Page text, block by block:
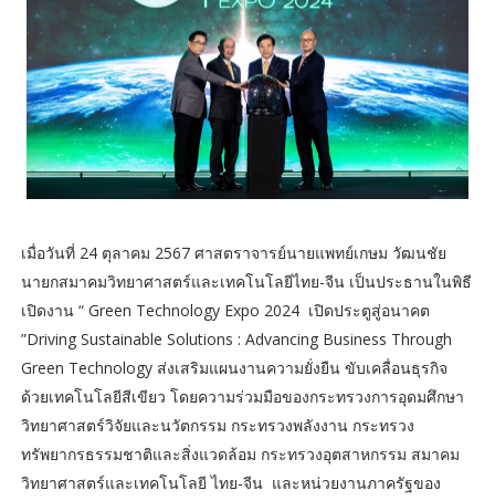
เมื่อวันที่ 24 ตุลาคม 2567 ศาสตราจารย์นายแพทย์เกษม วัฒนชัย
นายกสมาคมวิทยาศาสตร์และเทคโนโลยีไทย-จีน เป็นประธานในพิธี
เปิดงาน “ Green Technology Expo 2024 เปิดประตูสู่อนาคต
”Driving Sustainable Solutions : Advancing Business Through
Green Technology ส่งเสริมแผนงานความยั่งยืน ขับเคลื่อนธุรกิจ
ด้วยเทคโนโลยีสีเขียว โดยความร่วมมือของกระทรวงการอุดมศึกษา
วิทยาศาสตร์วิจัยและนวัตกรรม กระทรวงพลังงาน กระทรวง
ทรัพยากรธรรมชาติและสิ่งแวดล้อม กระทรวงอุตสาหกรรม สมาคม
วิทยาศาสตร์และเทคโนโลยี ไทย-จีน และหน่วยงานภาครัฐของ